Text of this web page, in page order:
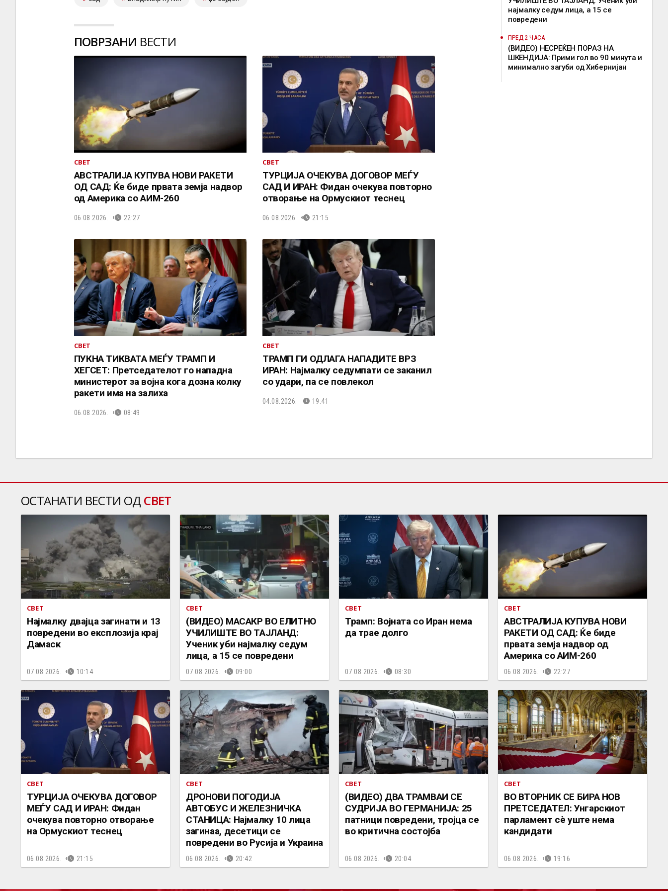
ПОВРЗАНИ ВЕСТИ
СВЕТ
АВСТРАЛИЈА КУПУВА НОВИ РАКЕТИ
ОД САД: Ќе биде првата земја надвор
од Америка со АИМ-260
06.08.2026. 22:27
СВЕТ
ТУРЦИЈА ОЧЕКУВА ДОГОВОР МЕЃУ
САД И ИРАН: Фидан очекува повторно
отворање на Ормускиот теснец
06.08.2026. 21:15
СВЕТ
ПУКНА ТИКВАТА МЕЃУ ТРАМП И
ХЕГСЕТ: Претседателот го нападна
министерот за војна кога дозна колку
ракети има на залиха
06.08.2026. 08:49
СВЕТ
ТРАМП ГИ ОДЛАГА НАПАДИТЕ ВРЗ
ИРАН: Најмалку седумпати се заканил
со удари, па се повлекол
04.08.2026. 19:41
најмалку седум лица, а 15 се
повредени
ПРЕД 2 ЧАСА
(ВИДЕО) НЕСРЕЌЕН ПОРАЗ НА
ШКЕНДИЈА: Прими гол во 90 минута и
минимално загуби од Хибернијан
ОСТАНАТИ ВЕСТИ ОД СВЕТ
СВЕТ
Најмалку двајца загинати и 13
повредени во експлозија крај
Дамаск
07.08.2026. 10:14
СВЕТ
(ВИДЕО) МАСАКР ВО ЕЛИТНО
УЧИЛИШТЕ ВО ТАЈЛАНД:
Ученик уби најмалку седум
лица, а 15 се повредени
07.08.2026. 09:00
СВЕТ
Трамп: Војната со Иран нема
да трае долго
07.08.2026. 08:30
СВЕТ
АВСТРАЛИЈА КУПУВА НОВИ
РАКЕТИ ОД САД: Ќе биде
првата земја надвор од
Америка со АИМ-260
06.08.2026. 22:27
СВЕТ
ТУРЦИЈА ОЧЕКУВА ДОГОВОР
МЕЃУ САД И ИРАН: Фидан
очекува повторно отворање
на Ормускиот теснец
06.08.2026. 21:15
СВЕТ
ДРОНОВИ ПОГОДИЈА
АВТОБУС И ЖЕЛЕЗНИЧКА
СТАНИЦА: Најмалку 10 лица
загинаа, десетици се
повредени во Русија и Украина
06.08.2026. 20:42
СВЕТ
(ВИДЕО) ДВА ТРАМВАИ СЕ
СУДРИЈА ВО ГЕРМАНИЈА: 25
патници повредени, тројца се
во критична состојба
06.08.2026. 20:04
СВЕТ
ВО ВТОРНИК СЕ БИРА НОВ
ПРЕТСЕДАТЕЛ: Унгарскиот
парламент сè уште нема
кандидати
06.08.2026. 19:16